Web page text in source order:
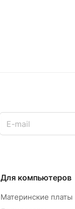
Для компьютеров
Материнские платы